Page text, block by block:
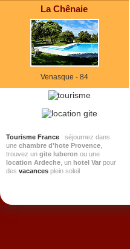
La Chênaie
Venasque - 84
Tourisme France : séjournez dans
une chambre d'hote Provence
trouvez un gite luberon ou une
location Ardeche , un hotel Var pour
des vacances plein soleil